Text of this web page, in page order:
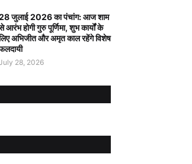
जुलाई 2026 का पंचांग: आज शाम
आरंभ होगी गुरु पूर्णिमा, शुभ कार्यों के
अभिजीत और अमृत काल रहेंगे विशेष
28, 2026